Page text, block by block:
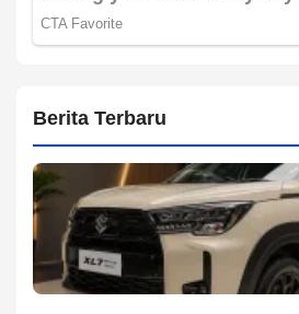
Berita Terbaru